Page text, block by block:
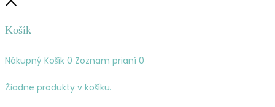
Košík
Nákupný Košík 0 Zoznam prianí 0
Žiadne produkty v košíku.